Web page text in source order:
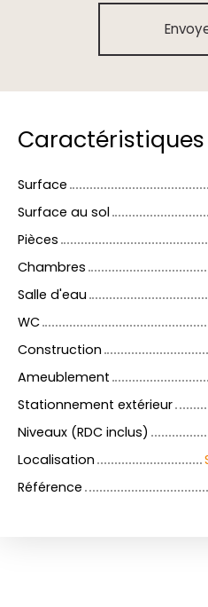
Surface
Surface au sol
Pièces
Chambres
Salle d'eau
WC
Construction
Ameublement
Stationnement extérieur
Niveaux (RDC inclus)
Localisation
Référence